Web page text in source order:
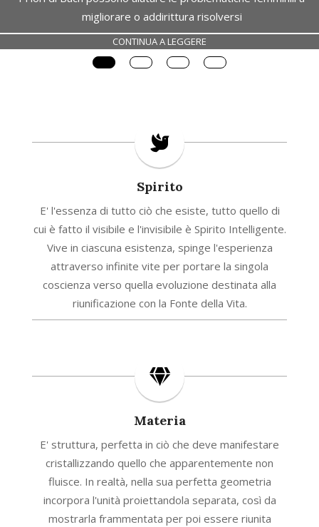
migliorare o addirittura risolversi
CONTINUA A LEGGERE
Spirito
E' l'essenza di tutto ciò che esiste, tutto quello di
cui è fatto il visibile e l'invisibile è Spirito Intelligente.
Vive in ciascuna esistenza, spinge l'esperienza
attraverso infinite vite per portare la singola
coscienza verso quella evoluzione destinata alla
riunificazione con la Fonte della Vita.
Materia
E' struttura, perfetta in ciò che deve manifestare
cristallizzando quello che apparentemente non
fluisce. In realtà, nella sua perfetta geometria
incorpora l'unità proiettandola separata, così da
mostrarla frammentata per poi essere riunita